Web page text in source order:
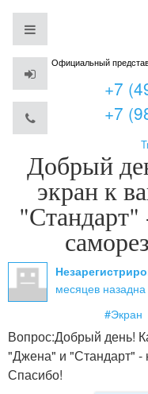
Официальный
+7
+7
Добрый
экран к
"Стандарт"
месяцев назад
#Экран
Вопрос:Добрый день!
"Джена" и "Стандарт" -
Спасибо!